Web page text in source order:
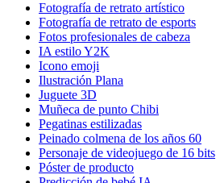
Fotografía de retrato artístico
Fotografía de retrato de esports
Fotos profesionales de cabeza
IA estilo Y2K
Icono emoji
Ilustración Plana
Juguete 3D
Muñeca de punto Chibi
Pegatinas estilizadas
Peinado colmena de los años 60
Personaje de videojuego de 16 bits
Póster de producto